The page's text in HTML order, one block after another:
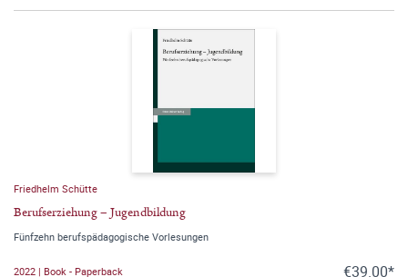
Friedhelm Schütte
Berufserziehung – Jugendbildung
Fünfzehn berufspädagogische Vorlesungen
2022 | Book - Paperback €39.00*